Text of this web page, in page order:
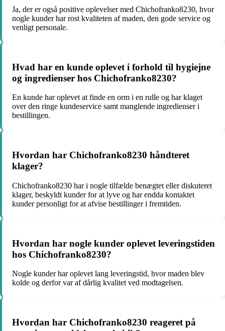
Ja, der er også positive oplevelser med Chichofranko8230, hvor
nogle kunder har rost kvaliteten af maden, den gode service og
venligt personale.
Hvad har en kunde oplevet i forhold til hygiejne
og ingredienser hos Chichofranko8230?
En kunde har oplevet at finde en orm i en rulle og har klaget
over den ringe kundeservice samt manglende ingredienser i
bestillingen.
Hvordan har Chichofranko8230 håndteret
klager?
Chichofranko8230 har i nogle tilfælde benægtet eller diskuteret
klager, beskyldt kunder for at lyve og har endda kontaktet
kunder personligt for at afvise bestillinger i fremtiden.
Hvordan har nogle kunder oplevet leveringstiden
hos Chichofranko8230?
Nogle kunder har oplevet lang leveringstid, hvor maden blev
kolde og derfor var af dårlig kvalitet ved modtagelsen.
Hvordan har Chichofranko8230 reageret på